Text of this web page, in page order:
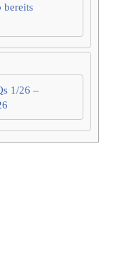
bereits
1/26 –